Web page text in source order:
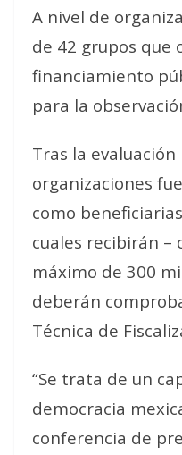
A nivel de
de 42 grupos que
financiamiento
para la
Tras la
organizaciones
como
cuales recibirán –
máximo de 300
deberán
Técnica de
“Se trata de un
democracia
conferencia de